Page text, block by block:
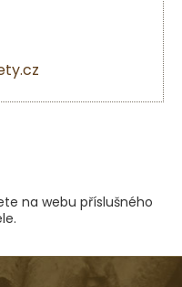
na webu příslušného